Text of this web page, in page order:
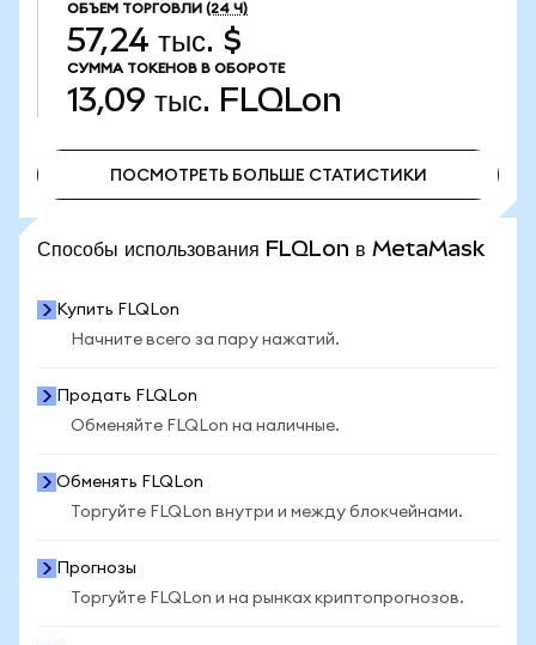
ОБЪЕМ ТОРГОВЛИ (24 Ч)
57,24 тыс. $
СУММА ТОКЕНОВ В ОБОРОТЕ
13,09 тыс. FLQLon
ПОСМОТРЕТЬ БОЛЬШЕ СТАТИСТИКИ
Способы использования FLQLon в MetaMask
Купить FLQLon
Начните всего за пару нажатий.
Продать FLQLon
Обменяйте FLQLon на наличные.
Обменять FLQLon
Торгуйте FLQLon внутри и между блокчейнами.
Прогнозы
Торгуйте FLQLon и на рынках криптопрогнозов.